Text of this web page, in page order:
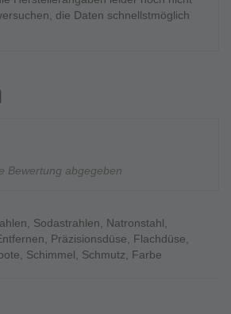
die Daten schnellstmöglich
Bewertung abgegeben
, Sodastrahlen, Natronstahl,
, Präzisionsdüse, Flachdüse,
, Schimmel, Schmutz, Farbe